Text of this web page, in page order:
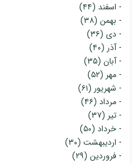
- اسفند (۴۴)
- بهمن (۳۸)
- دی (۳۶)
-آذر (۴۰)
-آبان (۳۵)
- مهر (۵۲)
- شهریور (۶۱)
- مرداد (۴۶)
- تیر (۳۷)
- خرداد (۵۰)
- اردیبهشت (۳۰)
- فروردین (۲۹)